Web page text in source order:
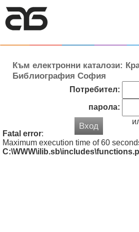
Към електронни каталози:
Библиография София
Потребител:
парола:
Вход
Fatal error:
Maximum execution time of 60